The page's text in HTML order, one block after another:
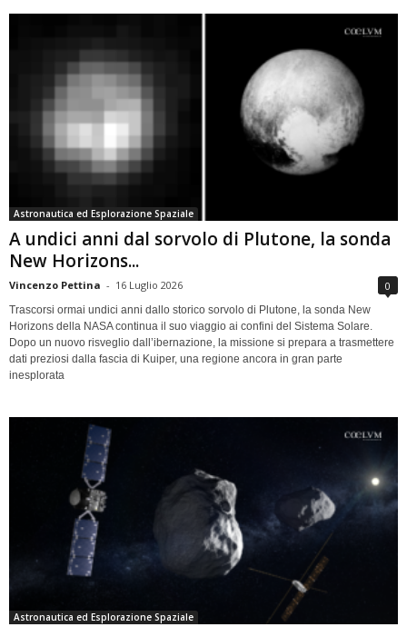
Astronautica ed Esplorazione Spaziale
A undici anni dal sorvolo di Plutone, la sonda
New Horizons...
Vincenzo Pettina - 16 Luglio 2026 0
Trascorsi ormai undici anni dallo storico sorvolo di Plutone, la sonda New
Horizons della NASA continua il suo viaggio ai confini del Sistema Solare.
Dopo un nuovo risveglio dall’ibernazione, la missione si prepara a trasmettere
dati preziosi dalla fascia di Kuiper, una regione ancora in gran parte
inesplorata
Astronautica ed Esplorazione Spaziale